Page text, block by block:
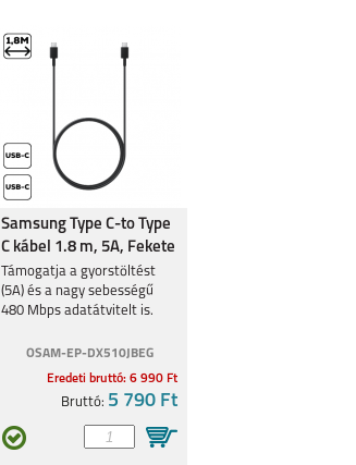
Samsung Type C-to Type
C kábel 1.8 m, 5A, Fekete
Támogatja a gyorstöltést
(5A) és a nagy sebességű
480 Mbps adatátvitelt is.
OSAM-EP-DX510JBEG
Eredeti bruttó: 6 990 Ft
Bruttó: 5 790 Ft